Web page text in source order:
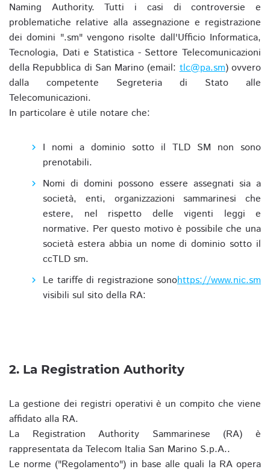
Naming Authority. Tutti i casi di controversie e
problematiche relative alla assegnazione e registrazione
dei domini ".sm" vengono risolte dall'Ufficio Informatica,
Tecnologia, Dati e Statistica - Settore Telecomunicazioni
della Repubblica di San Marino (email:tlc@pa.sm) ovvero
dalla competente Segreteria di Stato alle
Telecomunicazioni.
In particolare è utile notare che:
I nomi a dominio sotto il TLD SM non sono
prenotabili.
Nomi di domini possono essere assegnati sia a
società, enti, organizzazioni sammarinesi che
estere, nel rispetto delle vigenti leggi e
normative. Per questo motivo è possibile che una
società estera abbia un nome di dominio sotto il
ccTLD sm.
Le tariffe di registrazione sono
visibili sul sito della RA:
https://www.nic.sm
2. La Registration Authority
La gestione dei registri operativi è un compito che viene
affidato alla RA.
La Registration Authority Sammarinese (RA) è
rappresentata da Telecom Italia San Marino S.p.A..
Le norme ("Regolamento") in base alle quali la RA opera